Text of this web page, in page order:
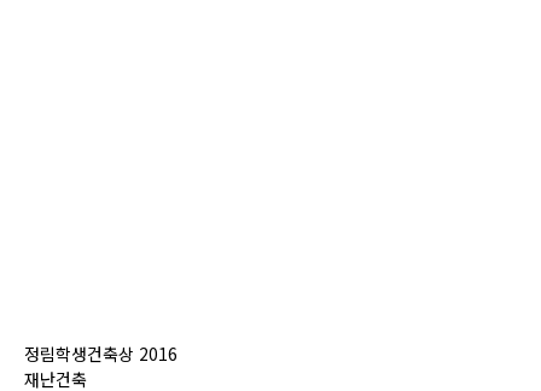
정림학생건축상 2016
재난건축